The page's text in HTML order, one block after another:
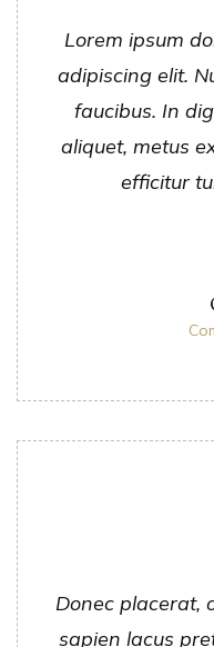
Lorem ipsum
adipiscing elit.
faucibus. In
aliquet, metus
efficitur
Donec placerat,
sapien lacus